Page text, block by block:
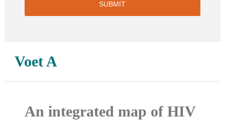
Voet A
An integrated map of HIV